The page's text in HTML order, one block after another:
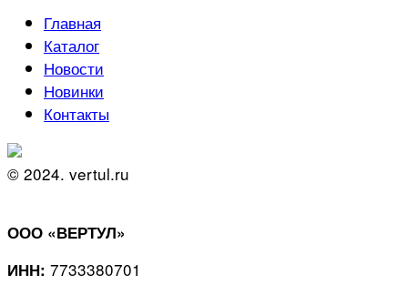
Главная
Каталог
Новости
Новинки
Контакты
© 2024. vertul.ru
ООО «ВЕРТУЛ»
ИНН: 7733380701